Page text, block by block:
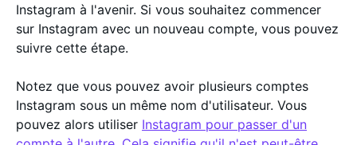
Instagram à l'avenir. Si vous souhaitez commencer
sur Instagram avec un nouveau compte, vous pouvez
suivre cette étape.
Notez que vous pouvez avoir plusieurs comptes
Instagram sous un même nom d'utilisateur. Vous
pouvez alors utiliser Instagram pour passer d'un